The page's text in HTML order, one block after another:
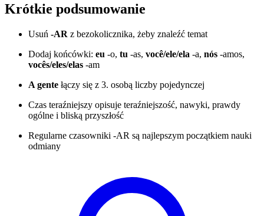
Krótkie podsumowanie
Usuń -AR z bezokolicznika, żeby znaleźć temat
Dodaj końcówki: eu -o, tu -as, você/ele/ela -a, nós -amos,
vocês/eles/elas -am
A gente łączy się z 3. osobą liczby pojedynczej
Czas teraźniejszy opisuje teraźniejszość, nawyki, prawdy
ogólne i bliską przyszłość
Regularne czasowniki -AR są najlepszym początkiem nauki
odmiany